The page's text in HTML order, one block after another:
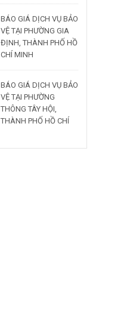
BÁO GIÁ DỊCH VỤ BẢO
VỆ TẠI PHƯỜNG GIA
ĐỊNH, THÀNH PHỐ HỒ
CHÍ MINH
BÁO GIÁ DỊCH VỤ BẢO
VỆ TẠI PHƯỜNG
THÔNG TÂY HỘI,
THÀNH PHỐ HỒ CHÍ